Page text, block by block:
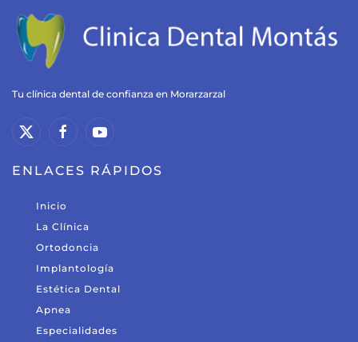
Tu clínica dental de confianza en Morarzarzal
ENLACES RÁPIDOS
Inicio
La Clínica
Ortodoncia
Implantología
Estética Dental
Apnea
Especialidades